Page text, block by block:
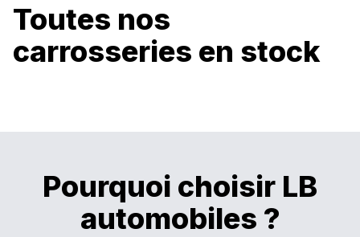
Toutes nos
carrosseries en stock
Pourquoi choisir LB
automobiles ?